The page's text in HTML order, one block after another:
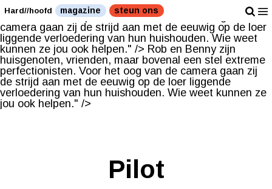
Rob en Benny zijn huisgenoten, vrienden, maar bovenal
een stel extreme perfectionisten. Voor het oog van de
camera gaan zij de strijd aan met de eeuwig op de loer
liggende verloedering van hun huishouden. Wie weet
kunnen ze jou ook helpen." /> Rob en Benny zijn
huisgenoten, vrienden, maar bovenal een stel extreme
perfectionisten. Voor het oog van de camera gaan zij
de strijd aan met de eeuwig op de loer liggende
verloedering van hun huishouden. Wie weet kunnen ze
jou ook helpen." />
Hard//hoofd magazine steun ons
Pilot